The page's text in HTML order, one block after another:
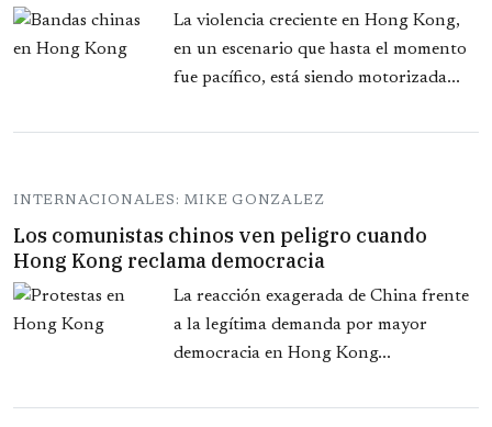
La violencia creciente en Hong Kong,
en un escenario que hasta el momento
fue pacífico, está siendo motorizada...
INTERNACIONALES: MIKE GONZALEZ
Los comunistas chinos ven peligro cuando
Hong Kong reclama democracia
La reacción exagerada de China frente
a la legítima demanda por mayor
democracia en Hong Kong...